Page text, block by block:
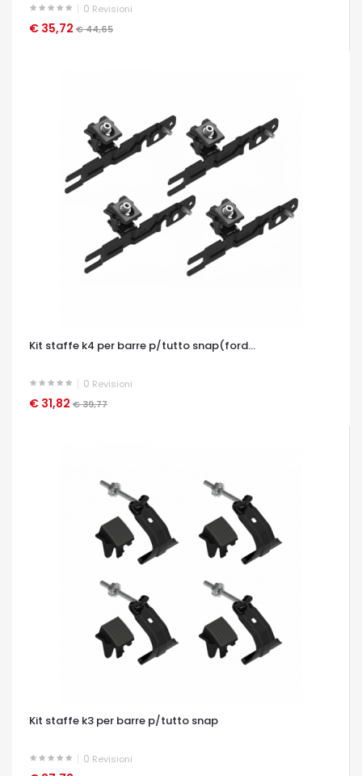
0 Revisioni
€ 35,72 € 44,65
OCCHIATA VELOCE
Kit staffe k4 per barre p/tutto snap(ford...
0 Revisioni
€ 31,82 € 39,77
OCCHIATA VELOCE
Kit staffe k3 per barre p/tutto snap
0 Revisioni